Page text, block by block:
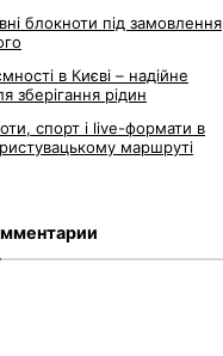
блокноти під замовлення
в Києві – надійне
зберігання рідин
спорт і live-формати в
маршруті